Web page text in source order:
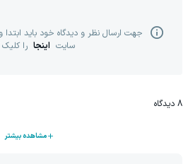
جهت ارسال نظر و دیدگاه خود باید
سایت اینجا را
8 دیدگاه
مشاهده بیشتر